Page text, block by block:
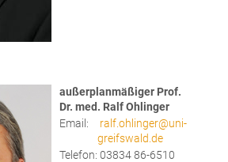
außerplanmäßiger Prof.
Dr. med. Ralf Ohlinger
Email:
ralf.ohlinger@uni-
greifswald.de
Telefon: 03834 86-6510